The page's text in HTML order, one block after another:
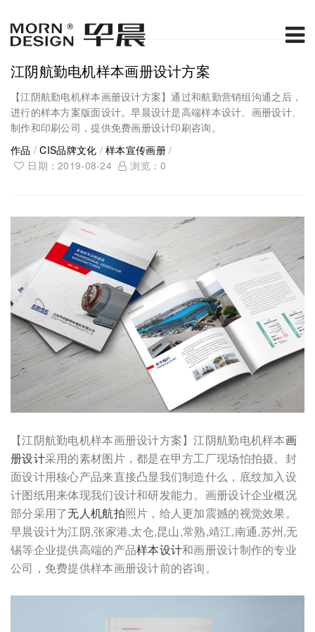
江阴航勤电机样本画册设计方案
【江阴航勤电机样本画册设计方案】通过和航勤营销组沟通之后，
进行的样本方案版面设计。早晨设计是高端样本设计、画册设计、
制作和印刷公司，提供免费画册设计印刷咨询。
作品 /CIS品牌文化 /样本宣传画册/
日期：2019-08-24
浏览：0
【江阴航勤电机样本画册设计方案】江阴航勤电机样本画
册设计采用的素材图片，都是在甲方工厂现场怕拍摄。封
面设计用核心产品来直接凸显我们制造什么，底纹加入设
计图纸用来体现我们设计和研发能力。画册设计企业概况
部分采用了无人机航拍照片，给人更加震撼的视觉效果。
早晨设计为江阴,张家港,太仓,昆山,常熟,靖江,南通,苏州,无
锡等企业提供高端的产品样本设计和画册设计制作的专业
公司，免费提供样本画册设计前的咨询。